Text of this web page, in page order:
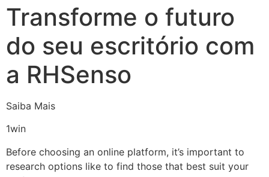
Transforme o futuro
do seu escritório com
a RHSenso
Saiba Mais
1win
Before choosing an online platform, it’s important to
research options like to find those that best suit your